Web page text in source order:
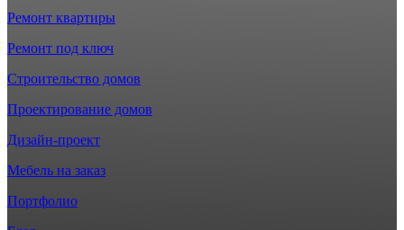
Ремонт квартиры
Ремонт под ключ
Строительство домов
Проектирование домов
Дизайн-проект
Мебель на заказ
Портфолио